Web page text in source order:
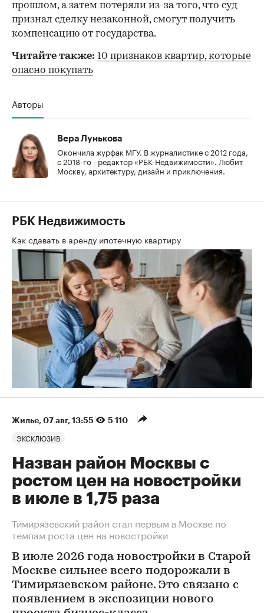
00:00 / 00:00
прошлом, а затем потеряли из-за того, что суд
признал сделку незаконной, смогут получить
компенсацию от государства.
Читайте также: 10 признаков квартир, которые
опасно покупать
Авторы
Вера Лунькова
Окончила журфак МГУ. В журналистике с 2012 года,
с 2018-го - редактор «РБК-Недвижимости». Любит
Москву, архитектуру, дизайн и приключения.
РБК Недвижимость
Как сдавать в аренду ипотечную квартиру
Жилье 07 авг, 13:55 5 110
ЭКСКЛЮЗИВ
Назван район Москвы с
ростом цен на новостройки
в июле в 1,75 раза
Тимирязевский район стал первым в Москве по
темпам роста цен на новостройки
В июле 2026 года новостройки в Старой
Москве сильнее всего подорожали в
Тимирязевском районе. Это связано с
появлением в экспозиции нового